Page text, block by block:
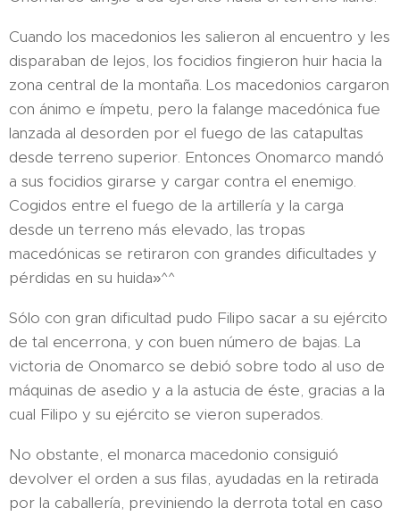
Cuando los macedonios les salieron al encuentro y les
disparaban de lejos, los focidios fingieron huir hacia la
zona central de la montaña. Los macedonios cargaron
con ánimo e ímpetu, pero la falange macedónica fue
lanzada al desorden por el fuego de las catapultas
desde terreno superior. Entonces Onomarco mandó
a sus focidios girarse y cargar contra el enemigo.
Cogidos entre el fuego de la artillería y la carga
desde un terreno más elevado, las tropas
macedónicas se retiraron con grandes dificultades y
pérdidas en su huida»^^
Sólo con gran dificultad pudo Filipo sacar a su ejército
de tal encerrona, y con buen número de bajas. La
victoria de Onomarco se debió sobre todo al uso de
máquinas de asedio y a la astucia de éste, gracias a la
cual Filipo y su ejército se vieron superados.
No obstante, el monarca macedonio consiguió
devolver el orden a sus filas, ayudadas en la retirada
por la caballería, previniendo la derrota total en caso